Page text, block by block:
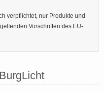
verpflichtet, nur Produkte und
Vorschriften des EU-